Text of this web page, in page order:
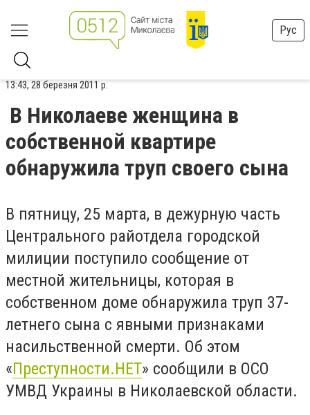
Рус
13:43, 28 березня 2011 р.
В Николаеве женщина в
собственной квартире
обнаружила труп своего сына
В пятницу, 25 марта, в дежурную часть
Центрального райотдела городской
милиции поступило сообщение от
местной жительницы, которая в
собственном доме обнаружила труп 37-
летнего сына с явными признаками
насильственной смерти. Об этом
«Преступности.НЕТ» сообщили в ОСО
УМВД Украины в Николаевской области.